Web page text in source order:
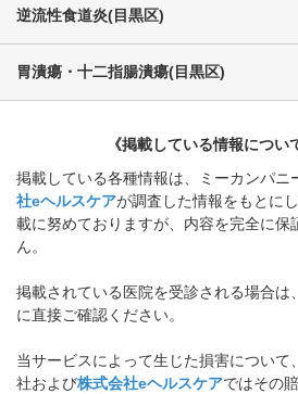
逆流性食道炎(目黒区)
胃潰瘍・十二指腸潰瘍(目黒区)
《掲載している情報につい
掲載している各種情報は、ミーカンパニ
社eヘルスケアが調査した情報をもとに
載に努めておりますが、内容を完全に保
ん。
掲載されている医院を受診される場合は
に直接ご確認ください。
当サービスによって生じた損害について
社および株式会社eヘルスケアではその